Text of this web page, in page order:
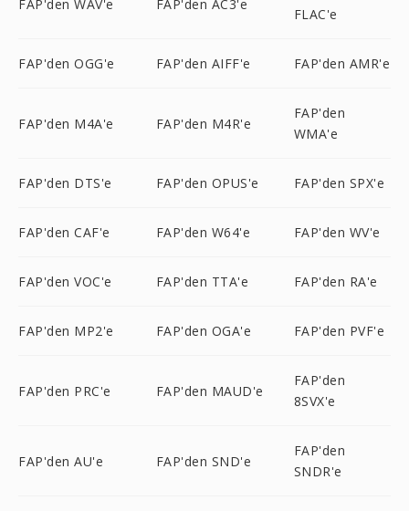
FAP'den WAV'e FAP'den AC3'e
FLAC'e
FAP'den OGG'e FAP'den AIFF'e FAP'den AMR'e
FAP'den M4A'e FAP'den M4R'e
FAP'den
WMA'e
FAP'den DTS'e FAP'den OPUS'e FAP'den SPX'e
FAP'den CAF'e FAP'den W64'e FAP'den WV'e
FAP'den VOC'e FAP'den TTA'e FAP'den RA'e
FAP'den MP2'e FAP'den OGA'e FAP'den PVF'e
FAP'den PRC'e FAP'den MAUD'e
FAP'den
8SVX'e
FAP'den AU'e FAP'den SND'e
FAP'den
SNDR'e